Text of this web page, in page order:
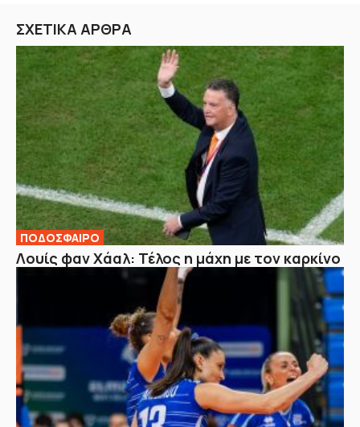
ΣΧΕΤΙΚΑ ΑΡΘΡΑ
ΠΟΔΟΣΦΑΙΡΟ
Λουίς φαν Χάαλ: Τέλος η μάχη με τον καρκίνο